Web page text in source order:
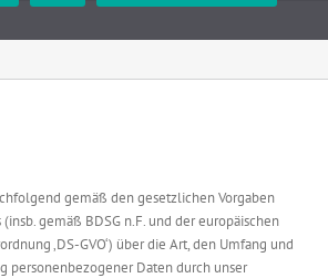
gemäß den gesetzlichen Vorgaben
gemäß BDSG n.F. und der europäischen
‚DS-GVO‘) über die Art, den Umfang und
personenbezogener Daten durch unser